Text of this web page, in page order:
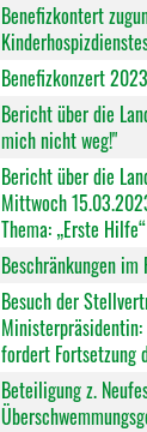
Benefizkontert
Benefizkonzert 2023
Bericht über die
mich nicht weg!"
Bericht über die
Mittwoch
Thema: „Erste Hilfe“
Beschränkungen im
Besuch der
fordert Fortsetzung
Beteiligung z.